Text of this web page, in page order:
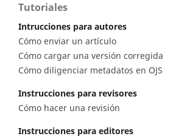
Tutoriales
Intrucciones para autores
Cómo enviar un artículo
Cómo cargar una versión corregida
Cómo diligenciar metadatos en OJS
Instrucciones para revisores
Cómo hacer una revisión
Instrucciones para editores